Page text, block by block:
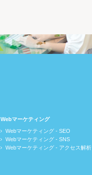
Webマーケティング
Webマーケティング - SEO
Webマーケティング - SNS
Webマーケティング - アクセス解析